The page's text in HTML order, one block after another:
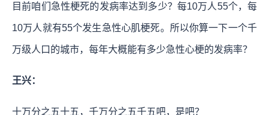
目前咱们急性梗死的发病率达到多少？每10万人55个，每
10万人就有55个发生急性心肌梗死。所以你算一下一个千
万级人口的城市，每年大概能有多少急性心梗的发病率？
王兴：
十万分之五十五，千万分之五千五吧，是吧？